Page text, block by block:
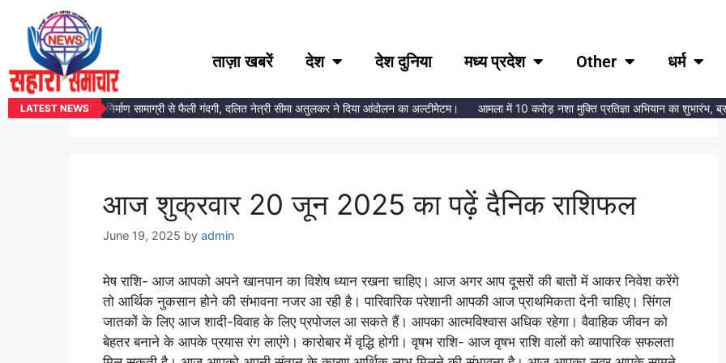
ताज़ा खबरें देश देश दुनिया मध्य प्रदेश Other धर्म
LATEST NEWS
प्रतिमा स्थल पर निर्माण सामाग्री से फैली गंदगी, दलित नेत्री सीमा अतुलकर ने दिया आंदोलन का अल्टीमेटम। आमला में 10 करोड़ नशा मुक्ति प्रतिज्ञा अभियान का शुभारंभ,
Day: June 19, 2025
आज शुक्रवार 20 जून 2025 का पढ़ें दैनिक राशिफल
June 19, 2025 by admin
मेष राशि- आज आपको अपने खानपान का विशेष ध्यान रखना चाहिए। आज अगर आप दूसरों की बातों में आकर निवेश करेंगे
तो आर्थिक नुकसान होने की संभावना नजर आ रही है। पारिवारिक परेशानी आपकी आज प्राथमिकता देनी चाहिए। सिंगल
जातकों के लिए आज शादी-विवाह के लिए प्रपोजल आ सकते हैं। आपका आत्मविश्वास अधिक रहेगा। वैवाहिक जीवन को
बेहतर बनाने के आपके प्रयास रंग लाएंगे। कारोबार में वृद्धि होगी। वृषभ राशि- आज वृषभ राशि वालों को व्यापारिक सफलता